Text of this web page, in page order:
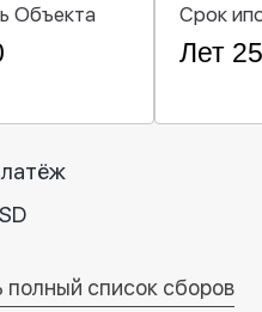
Объекта Срок
список сборов